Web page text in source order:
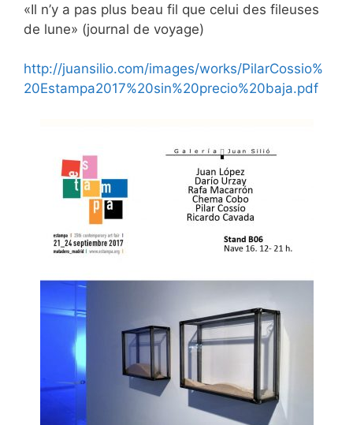
«Il n’y a pas plus beau fil que celui des fileuses
de lune» (journal de voyage)
http://juansilio.com/images/works/PilarCossio%
20Estampa2017%20sin%20precio%20baja.pdf